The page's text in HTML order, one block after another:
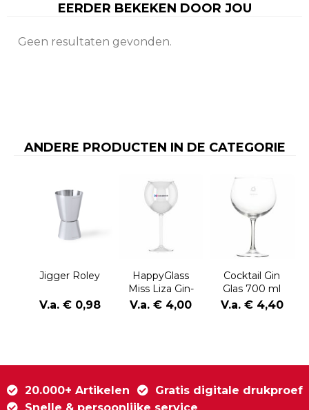
EERDER BEKEKEN DOOR JOU
Geen resultaten gevonden.
ANDERE PRODUCTEN IN DE CATEGORIE
Jigger Roley
V.a. € 0,98
HappyGlass
Miss Liza Gin-
Tonic Glass
Tritan 630 ml
V.a. € 4,00
Cocktail Gin
Glas 700 ml
V.a. € 4,40
20.000+ Artikelen
Gratis digitale drukproef